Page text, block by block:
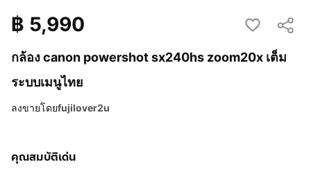
กล้อง canon powershot sx240hs zoom20x เต็ม
ระบบเมนูไทย
฿ 5,990
ลงขายโดยfujilover2u
คุณสมบัติเด่น